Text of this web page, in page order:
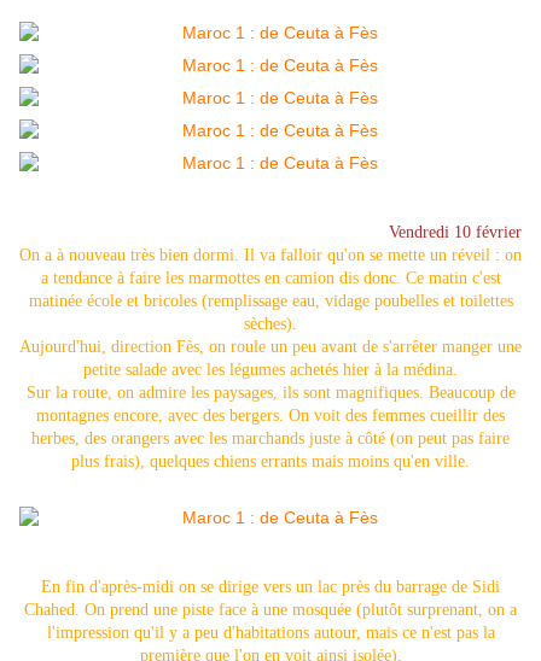
Vendredi 10 février
On a à nouveau très bien dormi. Il va falloir qu'on se mette un réveil : on
a tendance à faire les marmottes en camion dis donc. Ce matin c'est
matinée école et bricoles (remplissage eau, vidage poubelles et toilettes
sèches).
Aujourd'hui, direction Fès, on roule un peu avant de s'arrêter manger une
petite salade avec les légumes achetés hier à la médina.
Sur la route, on admire les paysages, ils sont magnifiques. Beaucoup de
montagnes encore, avec des bergers. On voit des femmes cueillir des
herbes, des orangers avec les marchands juste à côté (on peut pas faire
plus frais), quelques chiens errants mais moins qu'en ville.
En fin d'après-midi on se dirige vers un lac près du barrage de Sidi
Chahed. On prend une piste face à une mosquée (plutôt surprenant, on a
l'impression qu'il y a peu d'habitations autour, mais ce n'est pas la
première que l'on en voit ainsi isolée).